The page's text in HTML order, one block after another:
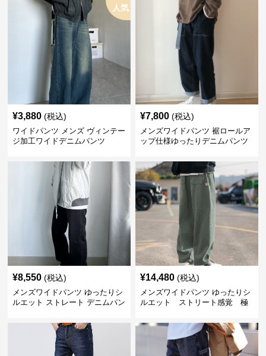
人気
¥3,880 (税込)
ワイドパンツ メンズ ヴィンテー
ジ加工ワイドデニムパンツ
¥7,800 (税込)
メンズワイドパンツ 裾ロールア
ップ仕様ゆったりデニムパンツ
¥8,550 (税込)
メンズワイドパンツ ゆったりシ
ルエット ストレート デニムパン
¥14,480 (税込)
メンズワイドパンツ ゆったりシ
ルエット ストリート感覚 極